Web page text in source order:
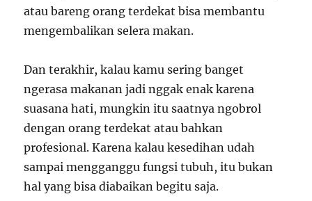
atau bareng orang terdekat bisa membantu
mengembalikan selera makan.
Dan terakhir, kalau kamu sering banget
ngerasa makanan jadi nggak enak karena
suasana hati, mungkin itu saatnya ngobrol
dengan orang terdekat atau bahkan
profesional. Karena kalau kesedihan udah
sampai mengganggu fungsi tubuh, itu bukan
hal yang bisa diabaikan begitu saja.